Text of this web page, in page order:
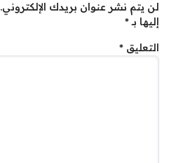
لن يتم نشر عنوان بريدك الإلكتروني.
إليها بـ*
التعليق *